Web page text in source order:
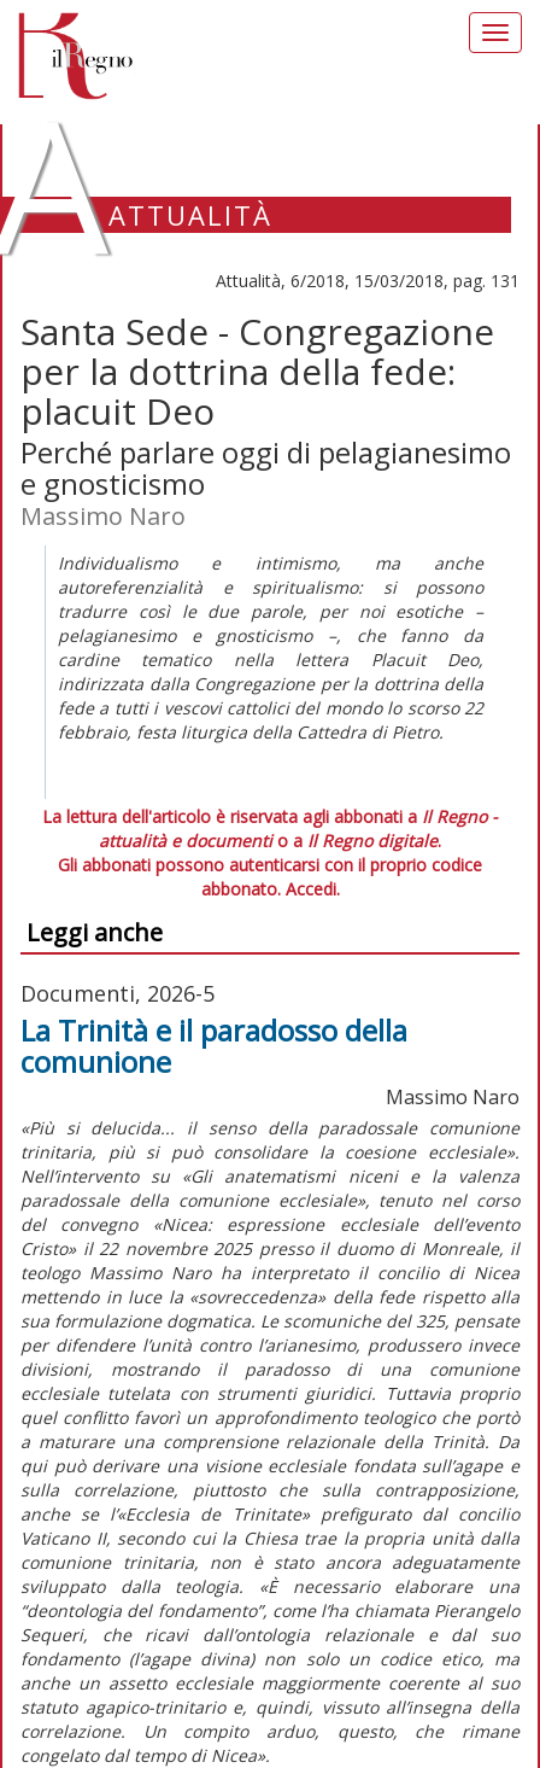
ATTUALITÀ
Attualità, 6/2018, 15/03/2018, pag. 131
Santa Sede - Congregazione
per la dottrina della fede:
placuit Deo
Perché parlare oggi di pelagianesimo
e gnosticismo
Massimo Naro
Individualismo e intimismo, ma anche
autoreferenzialità e spiritualismo: si possono
tradurre così le due parole, per noi esotiche –
pelagianesimo e gnosticismo –, che fanno da
cardine tematico nella lettera Placuit Deo,
indirizzata dalla Congregazione per la dottrina della
fede a tutti i vescovi cattolici del mondo lo scorso 22
febbraio, festa liturgica della Cattedra di Pietro.
La lettura dell'articolo è riservata agli abbonati a Il Regno -
attualità e documentio a Il Regno digitale.
Gli abbonati possono autenticarsi con il proprio codice
abbonato. Accedi.
Leggi anche
Documenti, 2026-5
La Trinità e il paradosso della
comunione
Massimo Naro
«Più si delucida... il senso della paradossale comunione
trinitaria, più si può consolidare la coesione ecclesiale».
Nell’intervento su «Gli anatematismi niceni e la valenza
paradossale della comunione ecclesiale», tenuto nel corso
del convegno «Nicea: espressione ecclesiale dell’evento
Cristo» il 22 novembre 2025 presso il duomo di Monreale, il
teologo Massimo Naro ha interpretato il concilio di Nicea
mettendo in luce la «sovreccedenza» della fede rispetto alla
sua formulazione dogmatica. Le scomuniche del 325, pensate
per difendere l’unità contro l’arianesimo, produssero invece
divisioni, mostrando il paradosso di una comunione
ecclesiale tutelata con strumenti giuridici. Tuttavia proprio
quel conflitto favorì un approfondimento teologico che portò
a maturare una comprensione relazionale della Trinità. Da
qui può derivare una visione ecclesiale fondata sull’agape e
sulla correlazione, piuttosto che sulla contrapposizione,
anche se l’«Ecclesia de Trinitate» prefigurato dal concilio
Vaticano II, secondo cui la Chiesa trae la propria unità dalla
comunione trinitaria, non è stato ancora adeguatamente
sviluppato dalla teologia. «È necessario elaborare una
“deontologia del fondamento”, come l’ha chiamata Pierangelo
Sequeri, che ricavi dall’ontologia relazionale e dal suo
fondamento (l’agape divina) non solo un codice etico, ma
anche un assetto ecclesiale maggiormente coerente al suo
statuto agapico-trinitario e, quindi, vissuto all’insegna della
correlazione. Un compito arduo, questo, che rimane
congelato dal tempo di Nicea».